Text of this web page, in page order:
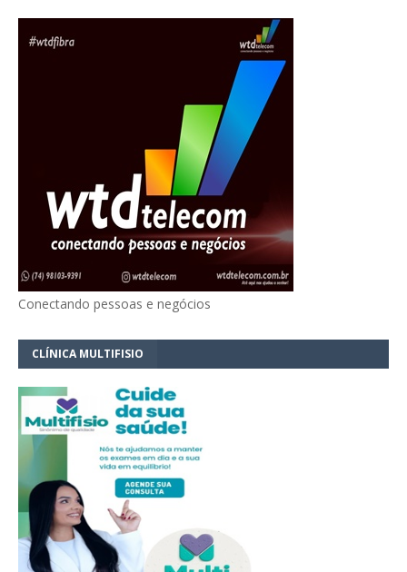
Conectando pessoas e negócios
CLÍNICA MULTIFISIO